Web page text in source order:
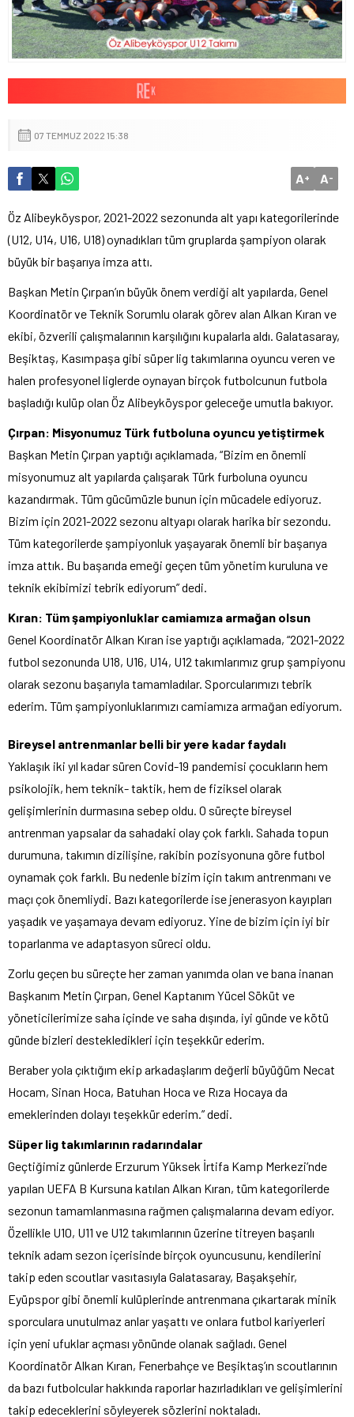
07 TEMMUZ 2022 15:38
A+ A-
Öz Alibeyköyspor, 2021-2022 sezonunda alt yapı kategorilerinde
(U12, U14, U16, U18) oynadıkları tüm gruplarda şampiyon olarak
büyük bir başarıya imza attı.
Başkan Metin Çırpan’ın büyük önem verdiği alt yapılarda, Genel
Koordinatör ve Teknik Sorumlu olarak görev alan Alkan Kıran ve
ekibi, özverili çalışmalarının karşılığını kupalarla aldı. Galatasaray,
Beşiktaş, Kasımpaşa gibi süper lig takımlarına oyuncu veren ve
halen profesyonel liglerde oynayan birçok futbolcunun futbola
başladığı kulüp olan Öz Alibeyköyspor geleceğe umutla bakıyor.
Çırpan: Misyonumuz Türk futboluna oyuncu yetiştirmek
Başkan Metin Çırpan yaptığı açıklamada, “Bizim en önemli
misyonumuz alt yapılarda çalışarak Türk furboluna oyuncu
kazandırmak. Tüm gücümüzle bunun için mücadele ediyoruz.
Bizim için 2021-2022 sezonu altyapı olarak harika bir sezondu.
Tüm kategorilerde şampiyonluk yaşayarak önemli bir başarıya
imza attık. Bu başarıda emeği geçen tüm yönetim kuruluna ve
teknik ekibimizi tebrik ediyorum” dedi.
Kıran: Tüm şampiyonluklar camiamıza armağan olsun
Genel Koordinatör Alkan Kıran ise yaptığı açıklamada, “2021-2022
futbol sezonunda U18, U16, U14, U12 takımlarımız grup şampiyonu
olarak sezonu başarıyla tamamladılar. Sporcularımızı tebrik
ederim. Tüm şampiyonluklarımızı camiamıza armağan ediyorum.
Bireysel antrenmanlar belli bir yere kadar faydalı
Yaklaşık iki yıl kadar süren Covid-19 pandemisi çocukların hem
psikolojik, hem teknik- taktik, hem de fiziksel olarak
gelişimlerinin durmasına sebep oldu. O süreçte bireysel
antrenman yapsalar da sahadaki olay çok farklı. Sahada topun
durumuna, takımın dizilişine, rakibin pozisyonuna göre futbol
oynamak çok farklı. Bu nedenle bizim için takım antrenmanı ve
maçı çok önemliydi. Bazı kategorilerde ise jenerasyon kayıpları
yaşadık ve yaşamaya devam ediyoruz. Yine de bizim için iyi bir
toparlanma ve adaptasyon süreci oldu.
Zorlu geçen bu süreçte her zaman yanımda olan ve bana inanan
Başkanım Metin Çırpan, Genel Kaptanım Yücel Söküt ve
yöneticilerimize saha içinde ve saha dışında, iyi günde ve kötü
günde bizleri destekledikleri için teşekkür ederim.
Beraber yola çıktığım ekip arkadaşlarım değerli büyüğüm Necat
Hocam, Sinan Hoca, Batuhan Hoca ve Rıza Hocaya da
emeklerinden dolayı teşekkür ederim.” dedi.
Süper lig takımlarının radarındalar
Geçtiğimiz günlerde Erzurum Yüksek İrtifa Kamp Merkezi’nde
yapılan UEFA B Kursuna katılan Alkan Kıran, tüm kategorilerde
sezonun tamamlanmasına rağmen çalışmalarına devam ediyor.
Özellikle U10, U11 ve U12 takımlarının üzerine titreyen başarılı
teknik adam sezon içerisinde birçok oyuncusunu, kendilerini
takip eden scoutlar vasıtasıyla Galatasaray, Başakşehir,
Eyüpspor gibi önemli kulüplerinde antrenmana çıkartarak minik
sporculara unutulmaz anlar yaşattı ve onlara futbol kariyerleri
için yeni ufuklar açması yönünde olanak sağladı. Genel
Koordinatör Alkan Kıran, Fenerbahçe ve Beşiktaş’ın scoutlarının
da bazı futbolcular hakkında raporlar hazırladıkları ve gelişimlerini
takip edeceklerini söyleyerek sözlerini noktaladı.